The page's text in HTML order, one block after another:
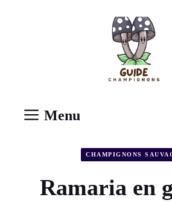
Menu
CHAMPIGNONS
Ramaria en